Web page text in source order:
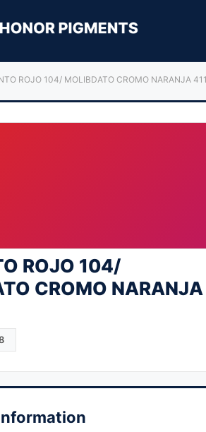
ROJO 104/ MOLIBDATO CROMO NARANJA
ROJO 104/
CROMO NARANJA